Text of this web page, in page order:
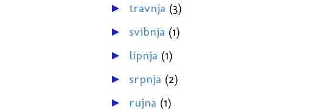
► travnja (3)
► svibnja (1)
► lipnja (1)
► srpnja (2)
► rujna (1)